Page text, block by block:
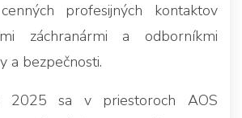
profesijných kontaktov
záchranármi a odborníkmi
a bezpečnosti.
2025 sa v priestoroch AOS